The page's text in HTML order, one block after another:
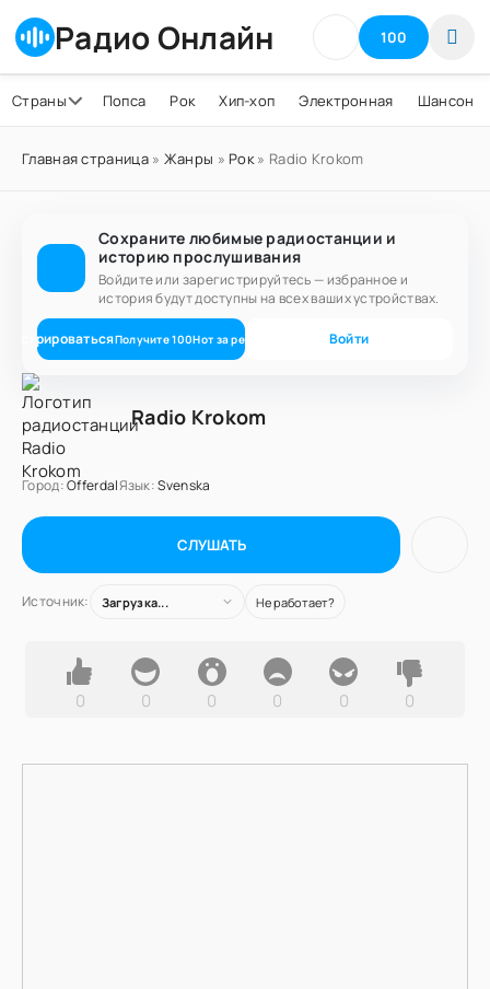
Радио Онлайн 100
Страны Попса Рок Хип-хоп Электронная Шансон
Главная страница» Жанры » Рок» Radio Krokom
Сохраните любимые радиостанции и
историю прослушивания
Войдите или зарегистрируйтесь — избранное и
история будут доступны на всех ваших устройствах.
Получите100Нот за регистрацию Войти
Radio Krokom
Город:OfferdalЯзык:Svenska
СЛУШАТЬ
Источник: Загрузка... Не работает?
0 0 0 0 0 0